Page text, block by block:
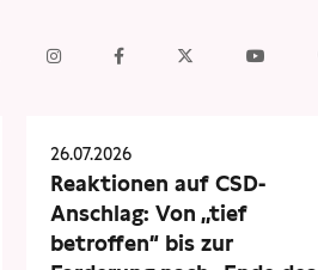
26.07.2026
Reaktionen auf CSD-
Anschlag: Von „tief
betroffen“ bis zur